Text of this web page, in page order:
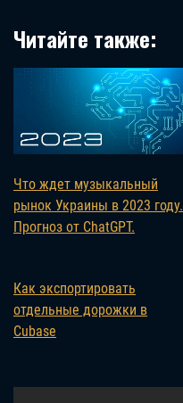
Читайте также:
Что ждет музыкальный
рынок Украины в 2023 году.
Прогноз от ChatGPT.
Как экспортировать
отдельные дорожки в
Cubase